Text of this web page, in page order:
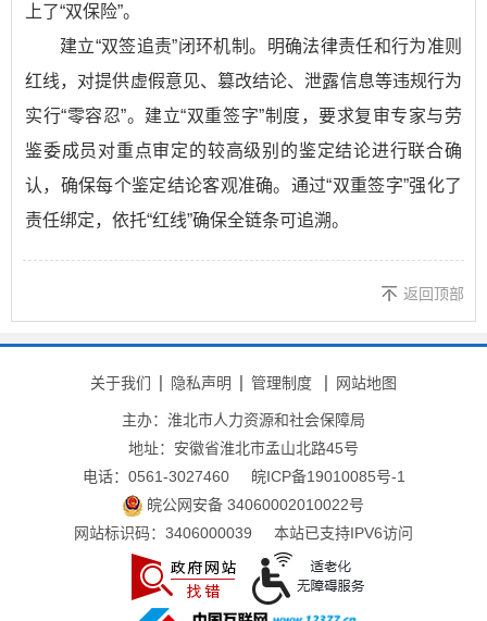
上了“双保险”。
建立“双签追责”闭环机制。明确法律责任和行为准则
红线，对提供虚假意见、篡改结论、泄露信息等违规行为
实行“零容忍”。建立“双重签字”制度，要求复审专家与劳
鉴委成员对重点审定的较高级别的鉴定结论进行联合确
认，确保每个鉴定结论客观准确。通过“双重签字”强化了
责任绑定，依托“红线”确保全链条可追溯。
返回顶部
关于我们 隐私声明 管理制度 网站地图
主办：淮北市人力资源和社会保障局
地址：安徽省淮北市孟山北路45号
电话：0561-3027460
皖ICP备19010085号-1
皖公网安备 34060002010022号
网站标识码：3406000039
本站已支持IPV6访问